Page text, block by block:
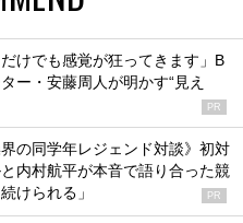
だけでも感覚が狂ってきます」B
ー・安藤周人が明かす“見え
PR
界の同学年レジェンド対談》初対
内村航平が本音で語り合った競
けられる」
PR